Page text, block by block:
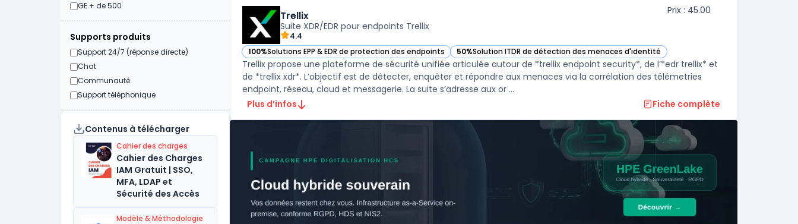
GE + de 500
Supports produits
Support 24/7 (réponse directe)
Chat
Communauté
Support téléphonique
Contenus à télécharger
Cahier des charges
Cahier des Charges
IAM Gratuit | SSO,
MFA, LDAP et
Sécurité des Accès
Modèle & Méthodologie
Trellix
Suite XDR/EDR pour endpoints Trellix
4.4
Prix : 45.00
100%Solutions EPP & EDR de protection des endpoints
— voir Trellix dans cette catégorie 50%Solution ITDR de détection des menaces d'identité
— voir Trellix dans cette catégorie
Trellix propose une plateforme de sécurité unifiée articulée autour de *trellix endpoint security*, de l’*edr trellix* et
de *trellix xdr*. L’objectif est de détecter, enquêter et répondre aux menaces via la corrélation des télémetries
endpoint, réseau, cloud et messagerie. La suite s’adresse aux or ...
Plus d’infos
Fiche complète